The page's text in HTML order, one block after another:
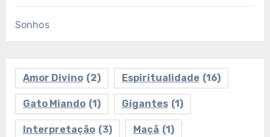
Sonhos
Amor Divino (2) Espiritualidade (16)
Gato Miando (1) Gigantes (1)
Interpretação (3) Maçã (1)